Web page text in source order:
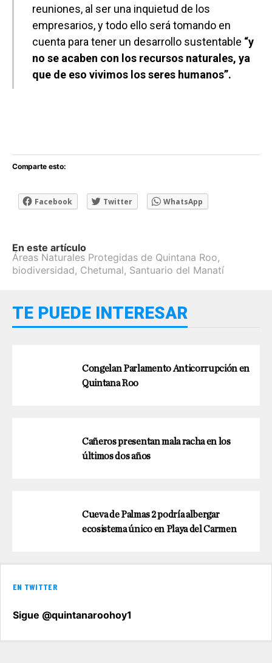
reuniones, al ser una inquietud de los
empresarios, y todo ello será tomando en
cuenta para tener un desarrollo sustentable “y
no se acaben con los recursos naturales, ya
que de eso vivimos los seres humanos”.
Comparte esto:
Facebook Twitter WhatsApp
En este artículo
Áreas Naturales Protegidas de Quintana Roo,
biodiversidad, Chetumal, Santuario del Manatí
TE PUEDE INTERESAR
Congelan Parlamento Anticorrupción en
Quintana Roo
Cañeros presentan mala racha en los
últimos dos años
Cueva de Palmas 2 podría albergar
ecosistema único en Playa del Carmen
EN TWITTER
Sigue @quintanaroohoy1